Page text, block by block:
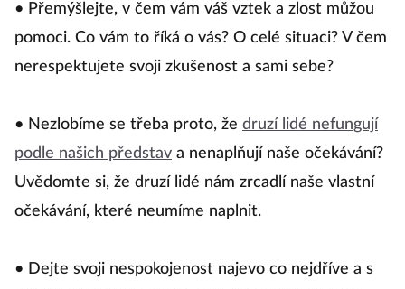
• Přemýšlejte, v čem vám váš vztek a zlost můžou
pomoci. Co vám to říká o vás? O celé situaci? V čem
nerespektujete svoji zkušenost a sami sebe?
• Nezlobíme se třeba proto, že druzí lidé nefungují
podle našich představ a nenaplňují naše očekávání?
Uvědomte si, že druzí lidé nám zrcadlí naše vlastní
očekávání, které neumíme naplnit.
• Dejte svoji nespokojenost najevo co nejdříve a s